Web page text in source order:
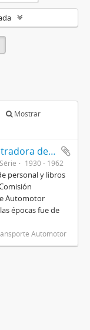
Mostrar
Serie Comisión Administradora del Transporte Automotor (C.A.T.A.)
Série 1930 - 1962
personal y libros
Automotor
épocas fue de
Automotor